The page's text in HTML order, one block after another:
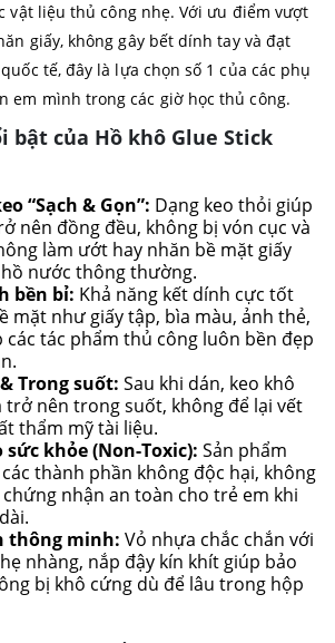
vật liệu thủ công nhẹ. Với ưu điểm vượt
giấy, không gây bết dính tay và đạt
tế, đây là lựa chọn số 1 của các phụ
em mình trong các giờ học thủ công.
bật của Hồ khô Glue Stick
“Sạch & Gọn”: Dạng keo thỏi giúp
nên đồng đều, không bị vón cục và
làm ướt hay nhăn bề mặt giấy
nước thông thường.
bền bỉ: Khả năng kết dính cực tốt
mặt như giấy tập, bìa màu, ảnh thẻ,
tác phẩm thủ công luôn bền đẹp
Trong suốt: Sau khi dán, keo khô
trở nên trong suốt, không để lại vết
thẩm mỹ tài liệu.
khỏe (Non-Toxic): Sản phẩm
thành phần không độc hại, không
nhận an toàn cho trẻ em khi
thông minh: Vỏ nhựa chắc chắn với
nhàng, nắp đậy kín khít giúp bảo
bị khô cứng dù để lâu trong hộp